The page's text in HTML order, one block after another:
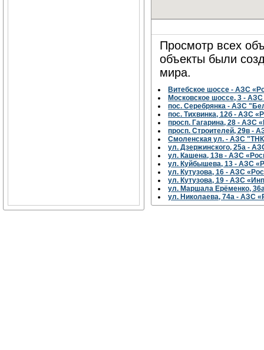
Просмотр всех
объекты были
мира.
Витебское шоссе - АЗС
Московское шоссе, 3 -
пос. Серебрянка - АЗС
пос. Тихвинка, 12б - АЗС
просп. Гагарина, 28 - АЗС
просп. Строителей, 29в -
Смоленская ул. - АЗС
ул. Дзержинского, 25а -
ул. Кашена, 13в - АЗС
ул. Куйбышева, 13 - АЗС
ул. Кутузова, 16 - АЗС
ул. Кутузова, 19 - АЗС
ул. Маршала Ерёменко,
ул. Николаева, 74а - АЗС